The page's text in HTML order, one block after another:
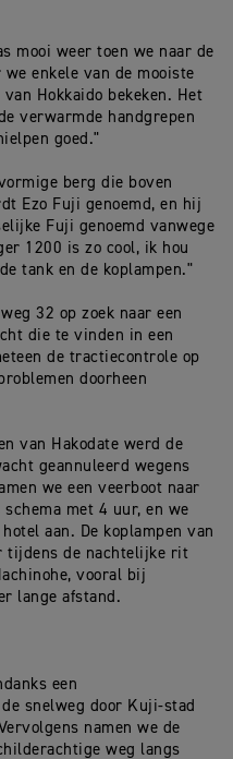
mooi weer toen we naar de
enkele van de mooiste
Hokkaido bekeken. Het
verwarmde handgrepen
goed."
berg die boven
Ezo Fuji genoemd, en hij
Fuji genoemd vanwege
1200 is zo cool, ik hou
tank en de koplampen."
32 op zoek naar een
die te vinden in een
de tractiecontrole op
doorheen
van Hakodate werd de
geannuleerd wegens
we een veerboot naar
met 4 uur, en we
aan. De koplampen van
tijdens de nachtelijke rit
vooral bij
lange afstand.
een
snelweg door Kuji-stad
namen we de
weg langs